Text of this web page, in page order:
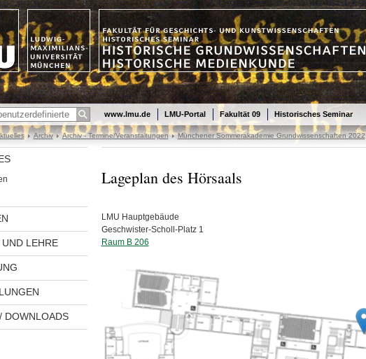
www.lmu.de LMU-Portal Fakultät 09 Historisches Seminar
Archiv Archiv - Termine/Veranstaltungen Münchener Sommerakademie Grundwissenschaften 2022
LEHRE
DOWNLOADS
Lageplan des Hörsaals
LMU Hauptgebäude
Geschwister-Scholl-Platz 1
Raum B 206